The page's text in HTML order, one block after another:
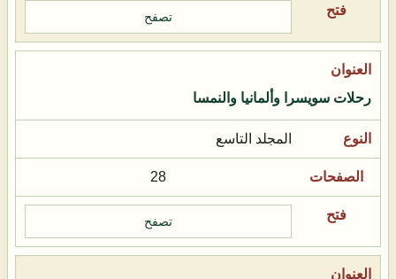
تصفح
رحلات سويسرا وألمانيا والنمسا
المجلد التاسع
28
تصفح